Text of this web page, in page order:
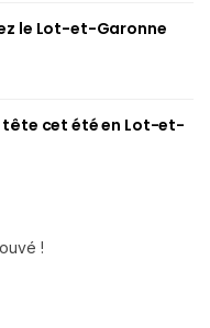
le Lot-et-Garonne
tête cet été en Lot-et-
!